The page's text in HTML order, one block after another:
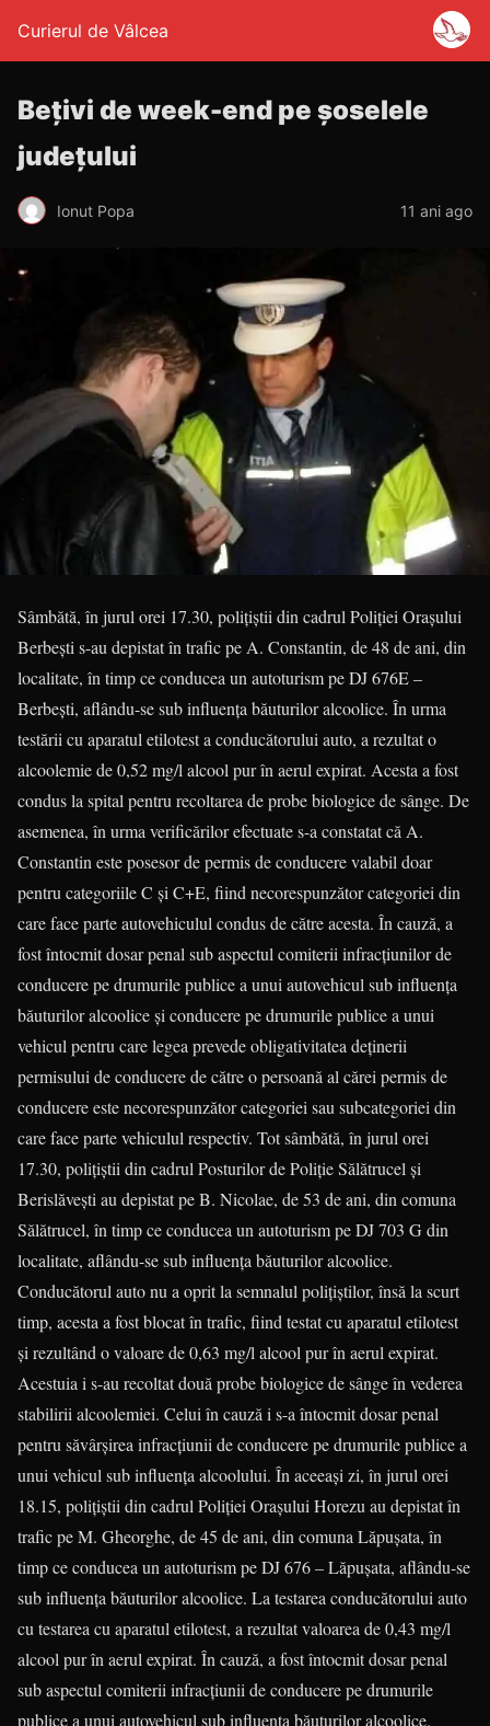
Curierul de Vâlcea
Bețivi de week-end pe şoselele
judeţului
Ionut Popa 11 ani ago
Sâmbătă, în jurul orei 17.30, poliţiştii din cadrul Poliţiei Oraşului
Berbeşti s-au depistat în trafic pe A. Constantin, de 48 de ani, din
localitate, în timp ce conducea un autoturism pe DJ 676E –
Berbeşti, aflându-se sub influenţa băuturilor alcoolice. În urma
testării cu aparatul etilotest a conducătorului auto, a rezultat o
alcoolemie de 0,52 mg/l alcool pur în aerul expirat. Acesta a fost
condus la spital pentru recoltarea de probe biologice de sânge. De
asemenea, în urma verificărilor efectuate s-a constatat că A.
Constantin este posesor de permis de conducere valabil doar
pentru categoriile C şi C+E, fiind necorespunzător categoriei din
care face parte autovehiculul condus de către acesta. În cauză, a
fost întocmit dosar penal sub aspectul comiterii infracţiunilor de
conducere pe drumurile publice a unui autovehicul sub influenţa
băuturilor alcoolice şi conducere pe drumurile publice a unui
vehicul pentru care legea prevede obligativitatea deţinerii
permisului de conducere de către o persoană al cărei permis de
conducere este necorespunzător categoriei sau subcategoriei din
care face parte vehiculul respectiv. Tot sâmbătă, în jurul orei
17.30, poliţiştii din cadrul Posturilor de Poliţie Sălătrucel şi
Berislăveşti au depistat pe B. Nicolae, de 53 de ani, din comuna
Sălătrucel, în timp ce conducea un autoturism pe DJ 703 G din
localitate, aflându-se sub influenţa băuturilor alcoolice.
Conducătorul auto nu a oprit la semnalul poliţiştilor, însă la scurt
timp, acesta a fost blocat în trafic, fiind testat cu aparatul etilotest
şi rezultând o valoare de 0,63 mg/l alcool pur în aerul expirat.
Acestuia i s-au recoltat două probe biologice de sânge în vederea
stabilirii alcoolemiei. Celui în cauză i s-a întocmit dosar penal
pentru săvârşirea infracţiunii de conducere pe drumurile publice a
unui vehicul sub influenţa alcoolului. În aceeași zi, în jurul orei
18.15, poliţiştii din cadrul Poliţiei Oraşului Horezu au depistat în
trafic pe M. Gheorghe, de 45 de ani, din comuna Lăpuşata, în
timp ce conducea un autoturism pe DJ 676 – Lăpuşata, aflându-se
sub influenţa băuturilor alcoolice. La testarea conducătorului auto
cu testarea cu aparatul etilotest, a rezultat valoarea de 0,43 mg/l
alcool pur în aerul expirat. În cauză, a fost întocmit dosar penal
sub aspectul comiterii infracţiunii de conducere pe drumurile
publice a unui autovehicul sub influenţa băuturilor alcoolice.